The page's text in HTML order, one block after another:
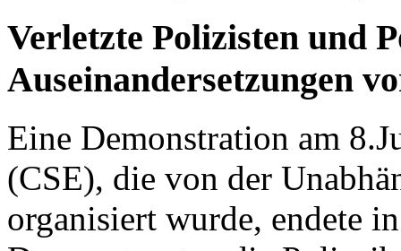
Verletzte Polizisten und
Auseinandersetzungen
Eine Demonstration am
(CSE), die von der
organisiert wurde, endete